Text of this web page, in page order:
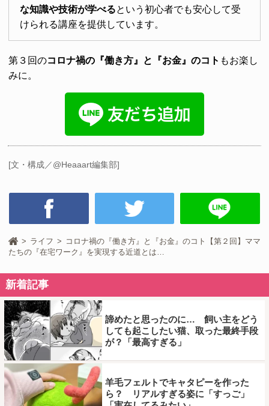
な知識や技術が学べるという初心者でも安心して受
けられる講座を提供しています。
第３回のコロナ禍の『働き方』と『お金』のコト もお楽し
みに。
[文・構成／@Heaaart編集部]
ライフ
コロナ禍の『働き方』と『お金』のコト【第２回】ママ
たちの『在宅ワーク』を実現する近道とは…
新着記事
諦めたと思ったのに… 飼い主をどう
しても起こしたい猫、取った最終手段
が？「最高すぎる」
羊毛フェルトでキャタピーを作った
ら？ リアルすぎる姿に「すっご」